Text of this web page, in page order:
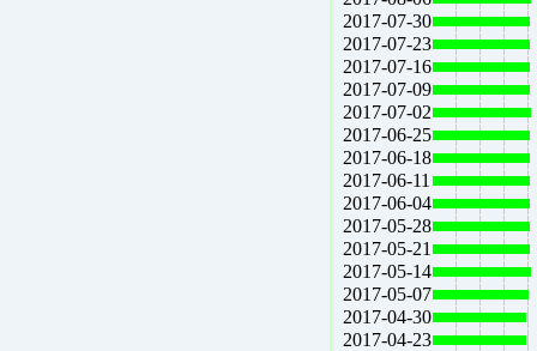
2017-07-30
2017-07-23
2017-07-16
2017-07-09
2017-07-02
2017-06-25
2017-06-18
2017-06-11
2017-06-04
2017-05-28
2017-05-21
2017-05-14
2017-05-07
2017-04-30
2017-04-23